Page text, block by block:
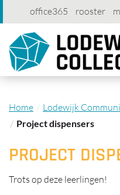
office365 rooster
account
Home Lodewijk
Project dispensers
PROJECT
Trots op deze leerlingen!